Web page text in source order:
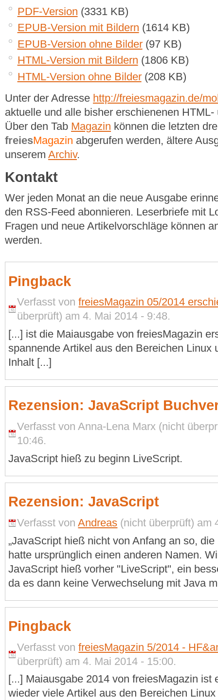
PDF-Version (3331 KB)
EPUB-Version mit Bildern (1614 KB)
EPUB-Version ohne Bilder(97 KB)
HTML-Version mit Bildern (1806 KB)
HTML-Version ohne Bilder(208 KB)
Unter der Adresse http://freiesmagazin.de/
aktuelle und alle bisher erschienenen
Über den Tab Magazin können die letzten
freiesMagazin abgerufen werden, ältere
unserem Archiv.
Kontakt
Wer jeden Monat an die neue Ausgabe
den RSS-Feed abonnieren. Leserbriefe mit
Fragen und neue Artikelvorschläge können
werden.
Pingback
Verfasst vonfreiesMagazin 05/2014
überprüft) am 4. Mai 2014 - 9:48.
[...] ist die Maiausgabe von freiesMagazin
spannende Artikel aus den Bereichen Linux
Inhalt [...]
Rezension: JavaScript
Verfasst von Anna-Lena Marx (nicht
10:46.
JavaScript hieß zu beginn LiveScript.
Rezension: JavaScript
Verfasst vonAndreas (nicht überprüft) am
„JavaScript hieß nicht von Anfang an so,
hatte ursprünglich einen anderen Namen.
JavaScript hieß vorher "LiveScript", ein
da es dann keine Verwechselung mit Java
Pingback
Verfasst vonfreiesMagazin 5/2014 -
überprüft) am 4. Mai 2014 - 15:00.
[...] Maiausgabe 2014 von freiesMagazin ist
wieder viele Artikel aus den Bereichen